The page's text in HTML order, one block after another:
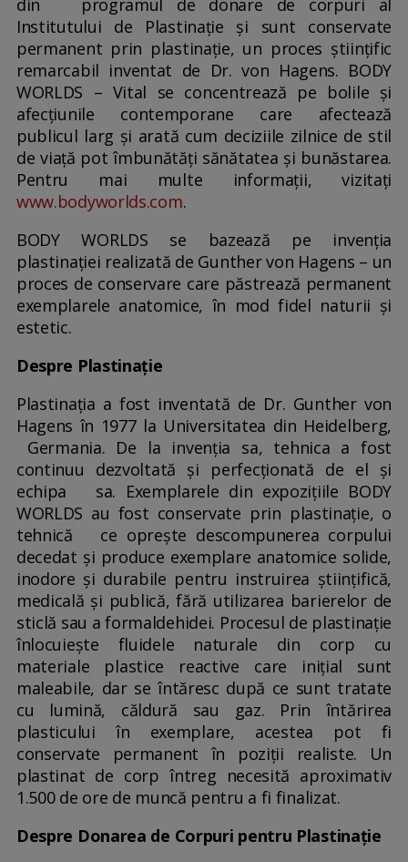
din programul de donare de corpuri al
Institutului de Plastinație și sunt conservate
permanent prin plastinație, un proces științific
remarcabil inventat de Dr. von Hagens. BODY
WORLDS – Vital se concentrează pe bolile și
afecțiunile contemporane care afectează
publicul larg și arată cum deciziile zilnice de stil
de viață pot îmbunătăți sănătatea și bunăstarea.
Pentru mai multe informații, vizitați
www.bodyworlds.com.
BODY WORLDS se bazează pe invenția
plastinației realizată de Gunther von Hagens – un
proces de conservare care păstrează permanent
exemplarele anatomice, în mod fidel naturii și
estetic.
Despre Plastinație
Plastinația a fost inventată de Dr. Gunther von
Hagens în 1977 la Universitatea din Heidelberg,
Germania. De la invenția sa, tehnica a fost
continuu dezvoltată și perfecționată de el și
echipa sa. Exemplarele din expozițiile BODY
WORLDS au fost conservate prin plastinație, o
tehnică ce oprește descompunerea corpului
decedat și produce exemplare anatomice solide,
inodore și durabile pentru instruirea științifică,
medicală și publică, fără utilizarea barierelor de
sticlă sau a formaldehidei. Procesul de plastinație
înlocuiește fluidele naturale din corp cu
materiale plastice reactive care inițial sunt
maleabile, dar se întăresc după ce sunt tratate
cu lumină, căldură sau gaz. Prin întărirea
plasticului în exemplare, acestea pot fi
conservate permanent în poziții realiste. Un
plastinat de corp întreg necesită aproximativ
1.500 de ore de muncă pentru a fi finalizat.
Despre Donarea de Corpuri pentru Plastinație